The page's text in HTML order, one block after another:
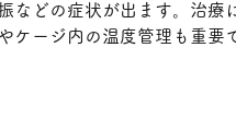
などの症状が出ます。治療
ケージ内の温度管理も重要